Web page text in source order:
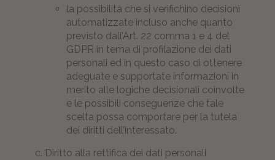
la possibilità che si verifichino decisioni
automatizzate incluso anche quanto
previsto dall’Art. 22 comma 1 e 4 del
GDPR in tema di profilazione dei dati
personali ed in questo caso di ottenere
adeguate e supportate informazioni in
merito alle logiche decisionali coinvolte
e le possibili conseguenze che tale
scelta possa comportare per la tutela
dei diritti dell’interessato.
Diritto alla rettifica dei dati personali